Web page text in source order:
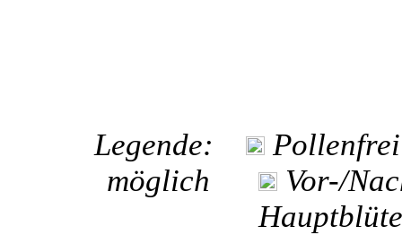
Legende:
möglich
Vor-/
Hauptblüte